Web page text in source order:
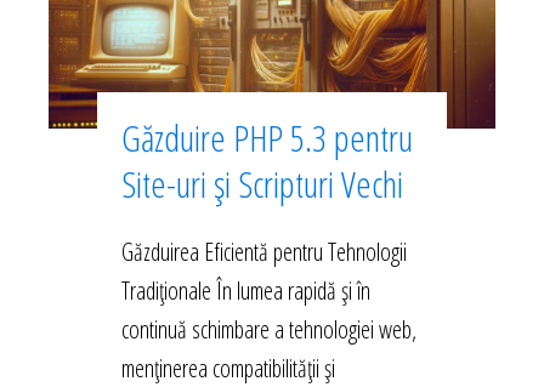
Găzduire PHP 5.3 pentru
Site-uri și Scripturi Vechi
Găzduirea Eficientă pentru Tehnologii
Tradiționale În lumea rapidă și în
continuă schimbare a tehnologiei web,
menținerea compatibilității și